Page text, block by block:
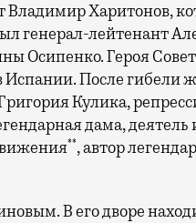
Харитонов,
генерал-лейтенант
Осипенко. Героя
Испании. После гибели
Кулика,
дама, деятель
**, автор
В его дворе